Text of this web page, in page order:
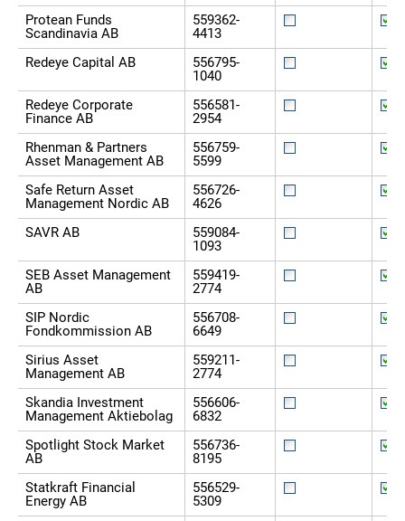
Protean Funds
Scandinavia AB
559362-
4413
Redeye Capital AB
556795-
1040
Redeye Corporate
Finance AB
556581-
2954
Rhenman & Partners
Asset Management AB
556759-
5599
Safe Return Asset
Management Nordic AB
556726-
4626
SAVR AB
559084-
1093
SEB Asset Management
AB
559419-
2774
SIP Nordic
Fondkommission AB
556708-
6649
Sirius Asset
Management AB
559211-
2774
Skandia Investment
Management Aktiebolag
556606-
6832
Spotlight Stock Market
AB
556736-
8195
Statkraft Financial
Energy AB
556529-
5309